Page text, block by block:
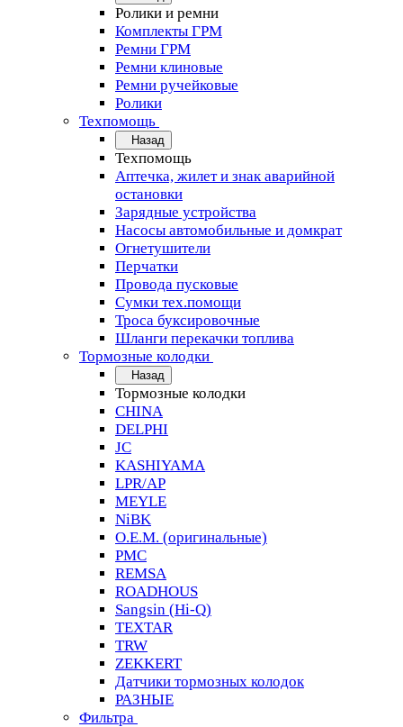
Ролики и ремни
Комплекты ГРМ
Ремни ГРМ
Ремни клиновые
Ремни ручейковые
Ролики
Техпомощь
Назад
Техпомощь
Аптечка, жилет и знак аварийной
остановки
Зарядные устройства
Насосы автомобильные и домкрат
Огнетушители
Перчатки
Провода пусковые
Сумки тех.помощи
Троса буксировочные
Шланги перекачки топлива
Тормозные колодки
Назад
Тормозные колодки
CHINA
DELPHI
JC
KASHIYAMA
LPR/AP
MEYLE
NiBK
O.E.M. (оригинальные)
PMC
REMSA
ROADHOUS
Sangsin (Hi-Q)
TEXTAR
TRW
ZEKKERT
Датчики тормозных колодок
РАЗНЫЕ
Фильтра